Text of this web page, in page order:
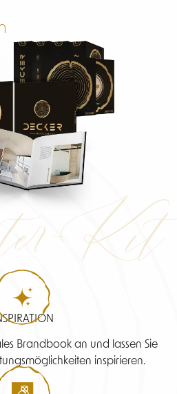
Kit
Brandbook an und lassen Sie
inspirieren.